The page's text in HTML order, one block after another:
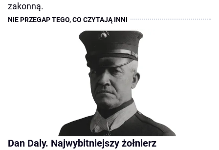
zakonną.
Dan Daly. Najwybitniejszy żołnierz